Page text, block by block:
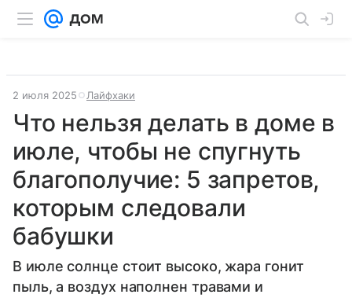
2 июля 2025 Лайфхаки
Что нельзя делать в доме в
июле, чтобы не спугнуть
благополучие: 5 запретов,
которым следовали
бабушки
В июле солнце стоит высоко, жара гонит
пыль, а воздух наполнен травами и